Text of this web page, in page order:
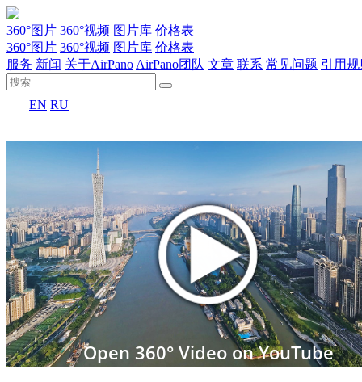
360°图片 360°视频 图片库 价格表
360°图片 360°视频 图片库 价格表
服务 新闻 关于AirPano AirPano团队 文章 联系 常见问题 引用
EN RU
Open 360° Video on YouTube